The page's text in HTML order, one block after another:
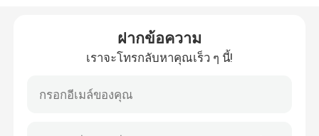
เทปติดเพลทเฟล็กโซกราฟี
เทปโอนกาว
ฝากข้อความ
เราจะโทรกลับหาคุณเร็ว ๆ นี้!